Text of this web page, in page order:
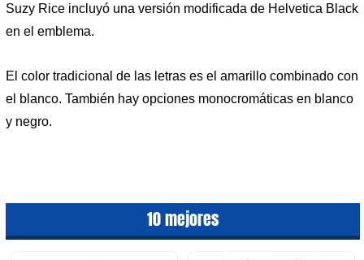
Suzy Rice incluyó una versión modificada de Helvetica Black
en el emblema.
El color tradicional de las letras es el amarillo combinado con
el blanco. También hay opciones monocromáticas en blanco
y negro.
10 mejores